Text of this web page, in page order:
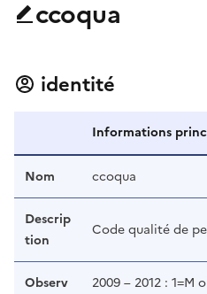
ccoqua
identité
Informations
Nom ccoqua
Descrip
tion
Code qualité de
Observ
2009 – 2012 : 1=M